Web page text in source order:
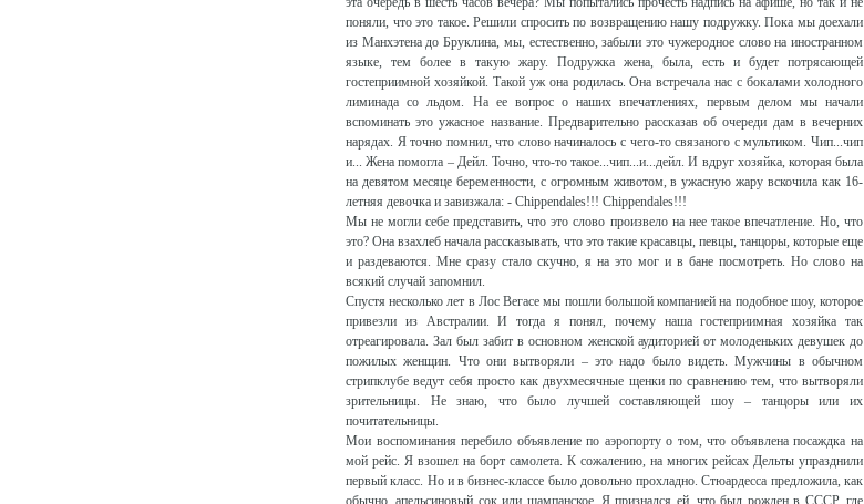
поняли, что это такое. Решили спросить по возвращению нашу подружку. Пока мы доехали
из Манхэтена до Бруклина, мы, естественно, забыли это чужеродное слово на иностранном
языке, тем более в такую жару. Подружка жена, была, есть и будет потрясающей
гостеприимной хозяйкой. Такой уж она родилась. Она встречала нас с бокалами холодного
лиминада со льдом. На ее вопрос о наших впечатлениях, первым делом мы начали
вспоминать это ужасное название. Предварительно рассказав об очереди дам в вечерних
нарядах. Я точно помнил, что слово начиналось с чего-то связаного с мультиком. Чип...чип
и... Жена помогла – Дейл. Точно, что-то такое...чип...и...дейл. И вдруг хозяйка, которая была
на девятом месяце беременности, с огромным животом, в ужасную жару вскочила как 16-
летняя девочка и завизжала: - Chippendales!!! Chippendales!!!
Мы не могли себе представить, что это слово произвело на нее такое впечатление. Но, что
это? Она взахлеб начала рассказывать, что это такие красавцы, певцы, танцоры, которые еще
и раздеваются. Мне сразу стало скучно, я на это мог и в бане посмотреть. Но слово на
всякий случай запомнил.
Спустя несколько лет в Лос Вегасе мы пошли большой компанией на подобное шоу, которое
привезли из Австралии. И тогда я понял, почему наша гостеприимная хозяйка так
отреагировала. Зал был забит в основном женской аудиторией от молоденьких девушек до
пожилых женщин. Что они вытворяли – это надо было видеть. Мужчины в обычном
стрипклубе ведут себя просто как двухмесячные щенки по сравнению тем, что вытворяли
зрительницы. Не знаю, что было лучшей составляющей шоу – танцоры или их
почитательницы.
Мои воспоминания перебило объявление по аэропорту о том, что объявлена посаждка на
мой рейс. Я взошел на борт самолета. К сожалению, на многих рейсах Дельты упразднили
первый класс. Но и в бизнес-классе было довольно прохладно. Стюардесса предложила, как
обычно, апельсиновый сок или шампанское. Я признался ей, что был рожден в СССР, где